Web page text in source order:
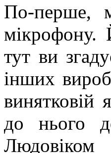
По-перше,
мікрофону.
тут ви
інших
винятковій
до нього